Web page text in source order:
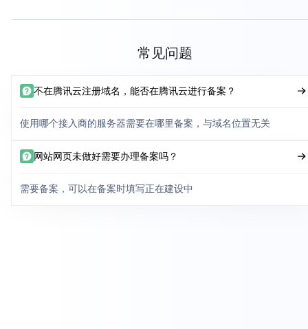
常见问题
不在腾讯云注册域名，能否在腾讯云进行备案？
使用哪个接入商的服务器需要在哪里备案，与域名位置无关
网站网页未做好需要办理备案吗？
需要备案，可以在备案时填写正在建设中